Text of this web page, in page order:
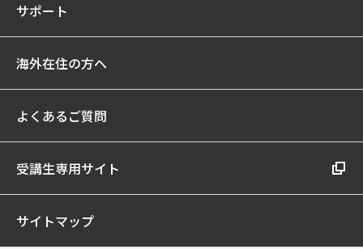
サポート
海外在住の方へ
よくあるご質問
受講生専用サイト
サイトマップ